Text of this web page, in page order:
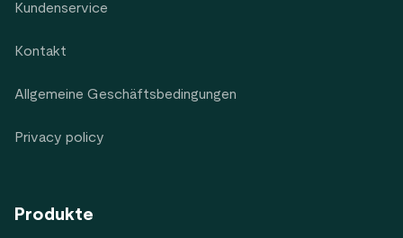
Kundenservice
Kontakt
Allgemeine Geschäftsbedingungen
Privacy policy
Produkte